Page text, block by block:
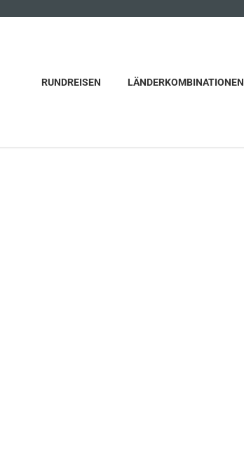
RUNDREISEN LÄNDERKOMBINATIONEN